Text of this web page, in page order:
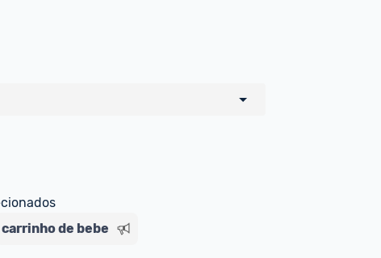
um marketplace, nós indicamos no
sinalizamos através da tag
carrinho de bebe